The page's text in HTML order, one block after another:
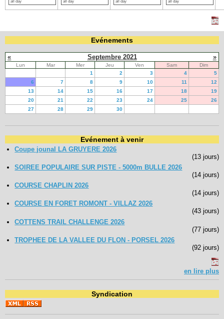
all day all day all day all day
Evénements
« Septembre 2021 »
Lun Mar Mer Jeu Ven Sam
Dim
1
2 3 4
5
6
7 8 9 10 11
12
13
14 15 16 17 18
19
20
21 22 23 24 25
26
27
28 29 30
Evénement à venir
Coupe jounal LA GRUYERE 2026
(13 jours)
SOIREE POPULAIRE SUR PISTE - 5000m BULLE 2026
(14 jours)
COURSE CHAPLIN 2026
(14 jours)
COURSE EN FORET ROMONT - VILLAZ 2026
(43 jours)
COTTENS TRAIL CHALLENGE 2026
(77 jours)
TROPHEE DE LA VALLEE DU FLON - PORSEL 2026
(92 jours)
en lire plus
Syndication